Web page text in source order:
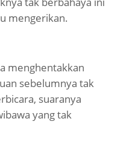
mengerikan.
menghentakkan
sebelumnya tak
suaranya
yang tak